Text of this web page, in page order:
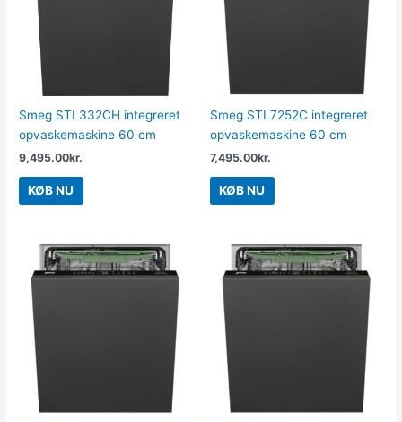
Smeg STL332CH integreret
opvaskemaskine 60 cm
9,495.00kr.
KØB NU
Smeg STL7252C integreret
opvaskemaskine 60 cm
7,495.00kr.
KØB NU